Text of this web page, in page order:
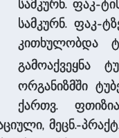
სამკურნ. ფაკ-
სამკურნ. ფაკ-
კითხულობდა
გამოაქვეყნა
ორგანიზმში
ქართვ.
მეცნ.-